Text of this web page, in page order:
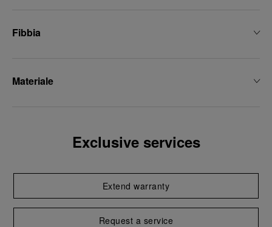
Fibbia
Materiale
Exclusive services
Extend warranty
Request a service